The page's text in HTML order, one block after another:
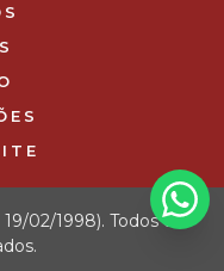
02/1998). Todos os